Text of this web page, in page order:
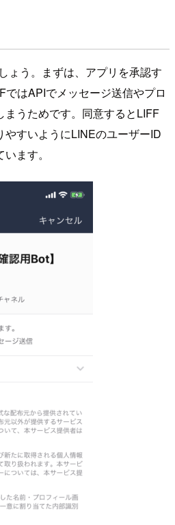
ょう。まずは、アプリを承認す
ではAPIでメッセージ送信やプロ
まうためです。同意するとLIFF
すいようにLINEのユーザーID
ます。